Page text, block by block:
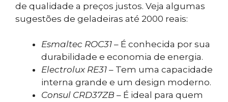
de qualidade a preços justos. Veja algumas
sugestões de geladeiras até 2000 reais:
Esmaltec ROC31 – É conhecida por sua
durabilidade e economia de energia.
Electrolux RE31 – Tem uma capacidade
interna grande e um design moderno.
Consul CRD37ZB – É ideal para quem